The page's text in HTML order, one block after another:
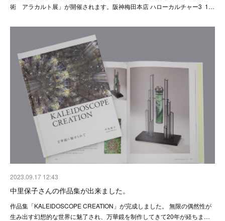
術 アラカルト展」が開催されます。阪神梅田本店 ハローカルチャー3 1…
2023.09.17 12:43
中里保子さんの作品集が出来ました。
作品集「KALEIDOSCOPE CREATION」が完成しました。 無限の偶然性が
生み出す幻想的な世界に魅了され、万華鏡を制作してきて20年が経ちま…